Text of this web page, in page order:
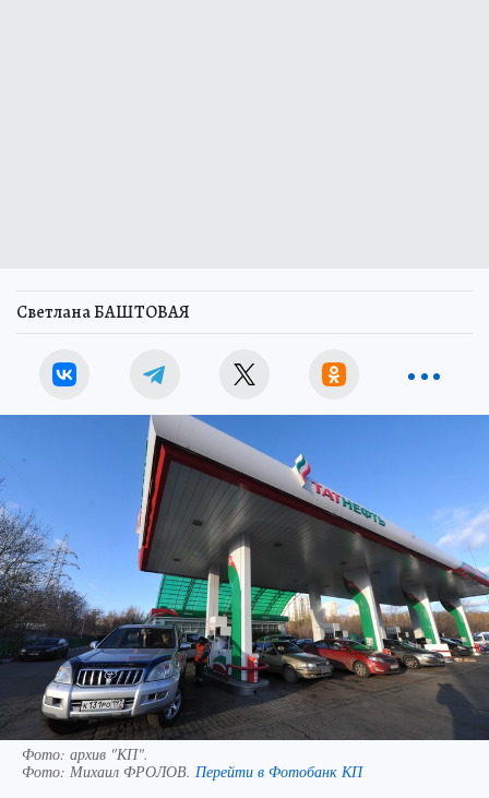
Светлана БАШТОВАЯ
Фото: архив "КП".
Фото: Михаил ФРОЛОВ. Перейти в Фотобанк КП